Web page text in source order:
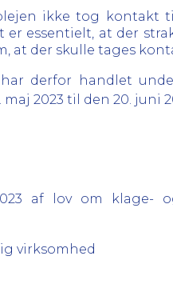
ikke tog kontakt
essentielt, at der
at der skulle tages
har derfor handlet
2023 til den 20. juni
af lov om klage-
virksomhed